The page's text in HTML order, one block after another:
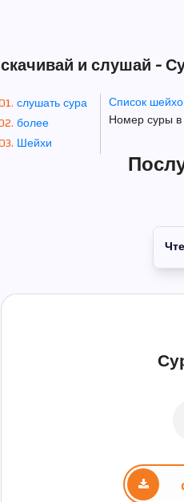
скачивай и слушай -
слушать сура
более
Шейхи
Список
Номер суры в